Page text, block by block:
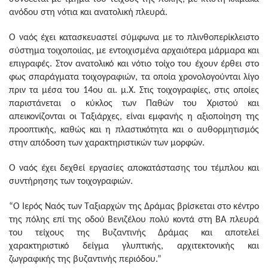
ανόδου στη νότια και ανατολική πλευρά.
Ο ναός έχει κατασκευαστεί σύμφωνα με το πλινθοπερίκλειστο
σύστημα τοιχοποιίας, με εντοιχισμένα αρχαιότερα μάρμαρα και
επιγραφές. Στον ανατολικό και νότιο τοίχο του έχουν έρθει στο
φως σπαράγματα τοιχογραφιών, τα οποία χρονολογούνται λίγο
πριν τα μέσα του 14ου αι. μ.Χ. Στις τοιχογραφίες, στις οποίες
παριστάνεται ο κύκλος των Παθών του Χριστού και
απεικονίζονται οι Ταξιάρχες, είναι εμφανής η αξιοποίηση της
προοπτικής, καθώς και η πλαστικότητα και ο αυθορμητισμός
στην απόδοση των χαρακτηριστικών των μορφών.
Ο ναός έχει δεχθεί εργασίες αποκατάστασης του τέμπλου και
συντήρησης των τοιχογραφιών.
“Ο Ιερός Ναός των Ταξιαρχών της Δράμας βρίσκεται στο κέντρο
της πόλης επί της οδού Βενιζέλου πολύ κοντά στη ΒΑ πλευρά
του τείχους της Βυζαντινής Δράμας και αποτελεί
χαρακτηριστικό δείγμα γλυπτικής, αρχιτεκτονικής και
ζωγραφικής της βυζαντινής περιόδου.”